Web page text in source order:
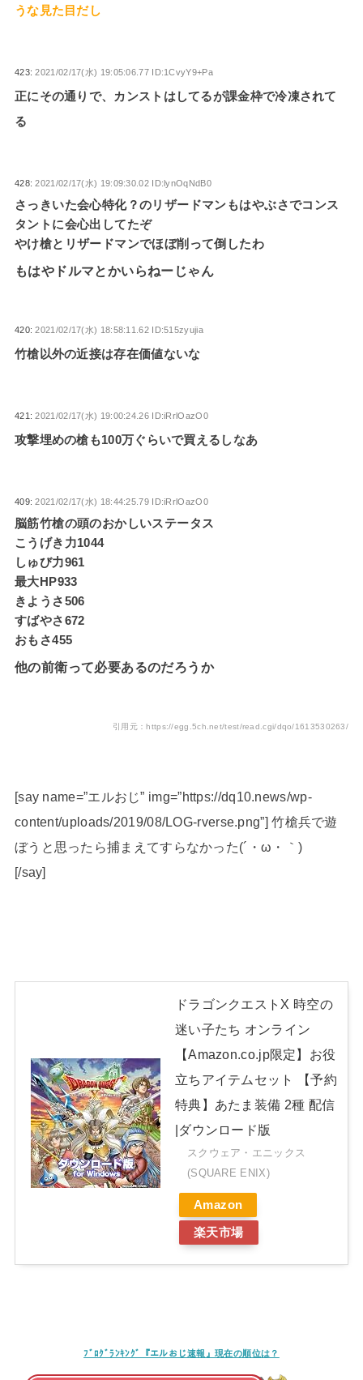
うな見た目だし
423:2021/02/17(水) 19:05:06.77 ID:1CvyY9+Pa
正にその通りで、カンストはしてるが課金枠で冷凍されて
る
428:2021/02/17(水) 19:09:30.02 ID:lynOqNdB0
さっきいた会心特化？のリザードマンもはやぶさでコンス
タントに会心出してたぞ
やけ槍とリザードマンでほぼ削って倒したわ
もはやドルマとかいらねーじゃん
420:2021/02/17(水) 18:58:11.62 ID:515zyujia
竹槍以外の近接は存在価値ないな
421:2021/02/17(水) 19:00:24.26 ID:iRrlOazO0
攻撃埋めの槍も100万ぐらいで買えるしなあ
409:2021/02/17(水) 18:44:25.79 ID:iRrlOazO0
脳筋竹槍の頭のおかしいステータス
こうげき力1044
しゅび力961
最大HP933
きようさ506
すばやさ672
おもさ455
他の前衛って必要あるのだろうか
引用元：https://egg.5ch.net/test/read.cgi/dqo/1613530263/
[say name=”エルおじ” img=”https://dq10.news/wp-
content/uploads/2019/08/LOG-rverse.png”] 竹槍兵で遊
ぼうと思ったら捕まえてすらなかった(´・ω・｀)
[/say]
ドラゴンクエストX 時空の
迷い子たち オンライン
【Amazon.co.jp限定】お役
立ちアイテムセット 【予約
特典】あたま装備 2種 配信
|ダウンロード版
スクウェア・エニックス
(SQUARE ENIX)
Amazon
楽天市場
ﾌﾞﾛｸﾞﾗﾝｷﾝｸﾞ『エルおじ速報』現在の順位は？